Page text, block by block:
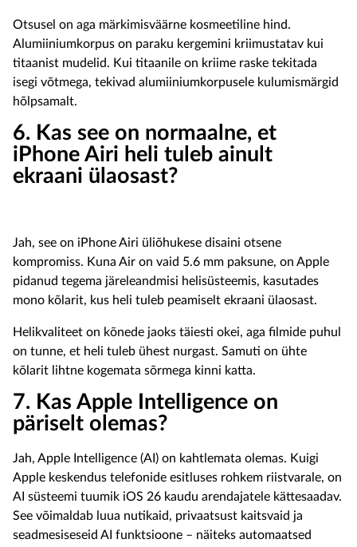
Otsusel on aga märkimisväärne kosmeetiline hind.
Alumiiniumkorpus on paraku kergemini kriimustatav kui
titaanist mudelid. Kui titaanile on kriime raske tekitada
isegi võtmega, tekivad alumiiniumkorpusele kulumismärgid
hõlpsamalt.
6. Kas see on normaalne, et
iPhone Airi heli tuleb ainult
ekraani ülaosast?
Jah, see on iPhone Airi üliõhukese disaini otsene
kompromiss. Kuna Air on vaid 5.6 mm paksune, on Apple
pidanud tegema järeleandmisi helisüsteemis, kasutades
mono kõlarit, kus heli tuleb peamiselt ekraani ülaosast.
Helikvaliteet on kõnede jaoks täiesti okei, aga filmide puhul
on tunne, et heli tuleb ühest nurgast. Samuti on ühte
kõlarit lihtne kogemata sõrmega kinni katta.
7. Kas Apple Intelligence on
päriselt olemas?
Jah, Apple Intelligence (AI) on kahtlemata olemas. Kuigi
Apple keskendus telefonide esitluses rohkem riistvarale, on
AI süsteemi tuumik iOS 26 kaudu arendajatele kättesaadav.
See võimaldab luua nutikaid, privaatsust kaitsvaid ja
seadmesiseseid AI funktsioone – näiteks automaatsed